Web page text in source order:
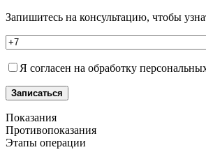
Запишитесь на консультацию, чтобы
Я согласен на обработку
Записаться
Показания
Противопоказания
Этапы операции